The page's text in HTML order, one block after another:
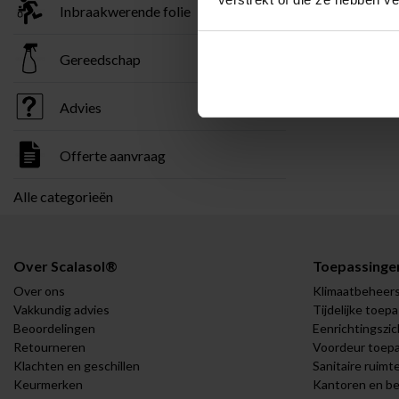
Inbraakwerende folie
Gereedschap
Advies
Offerte aanvraag
Alle categorieën
Over Scalasol®
Over ons
Vakkundig advies
Beoordelingen
Retourneren
Klachten en geschillen
Keurmerken
Tijdelijke
Voordeur
Sanitaire
Kantoren en